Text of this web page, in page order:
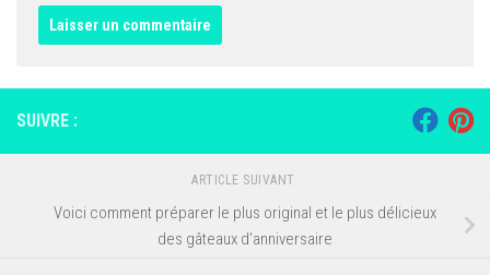
SUIVRE :
ARTICLE SUIVANT
Voici comment préparer le plus original et le plus délicieux
des gâteaux d’anniversaire